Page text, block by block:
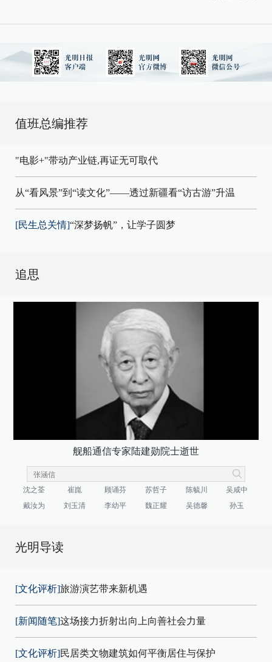
值班总编推荐
"电影+"带动产业链,再证无可取代
从“看风景”到“读文化”——透过新疆看“访古游”升温
[民生总关情]“深梦扬帆”，让学子圆梦
追思
舰船通信专家陆建勋院士逝世
沈之荃 崔崑 顾诵芬 苏哲子 陈毓川
吴咸中
戴汝为
刘玉清 李幼平 魏正耀 吴德馨 孙玉
光明导读
[文化评析]旅游演艺带来新机遇
[新闻随笔]这场接力折射出向上向善社会力量
[文化评析]民居类文物建筑如何平衡居住与保护